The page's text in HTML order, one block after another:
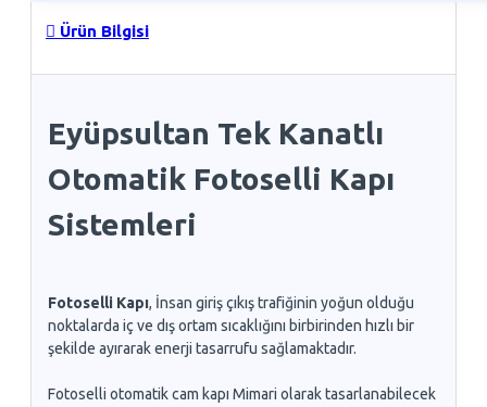
Ürün Bilgisi
Eyüpsultan Tek Kanatlı
Otomatik Fotoselli Kapı
Sistemleri
Fotoselli Kapı, İnsan giriş çıkış trafiğinin yoğun olduğu
noktalarda iç ve dış ortam sıcaklığını birbirinden hızlı bir
şekilde ayırarak enerji tasarrufu sağlamaktadır.
Fotoselli otomatik cam kapı Mimari olarak tasarlanabilecek